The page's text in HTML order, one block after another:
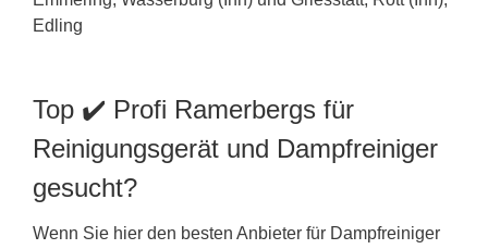
Top ✔️ Profi Ramerbergs für
Reinigungsgerät und Dampfreiniger
gesucht?
Wenn Sie hier den besten Anbieter für Dampfreiniger